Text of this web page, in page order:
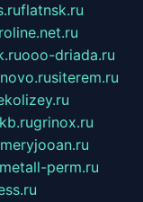
flatnsk.ru
ooo-driada.ru
siterem.ru
grinox.ru
metall-perm.ru